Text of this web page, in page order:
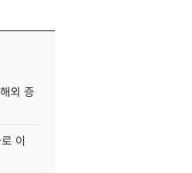
외 증
이